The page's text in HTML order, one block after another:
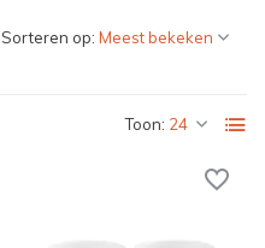
Toon:
Sorteren op: